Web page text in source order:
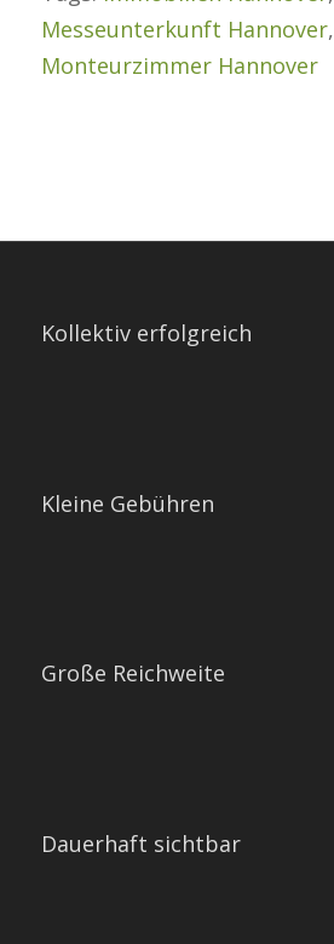
Messeunterkunft Hannover,
Monteurzimmer Hannover
Kollektiv erfolgreich
Kleine Gebühren
Große Reichweite
Dauerhaft sichtbar